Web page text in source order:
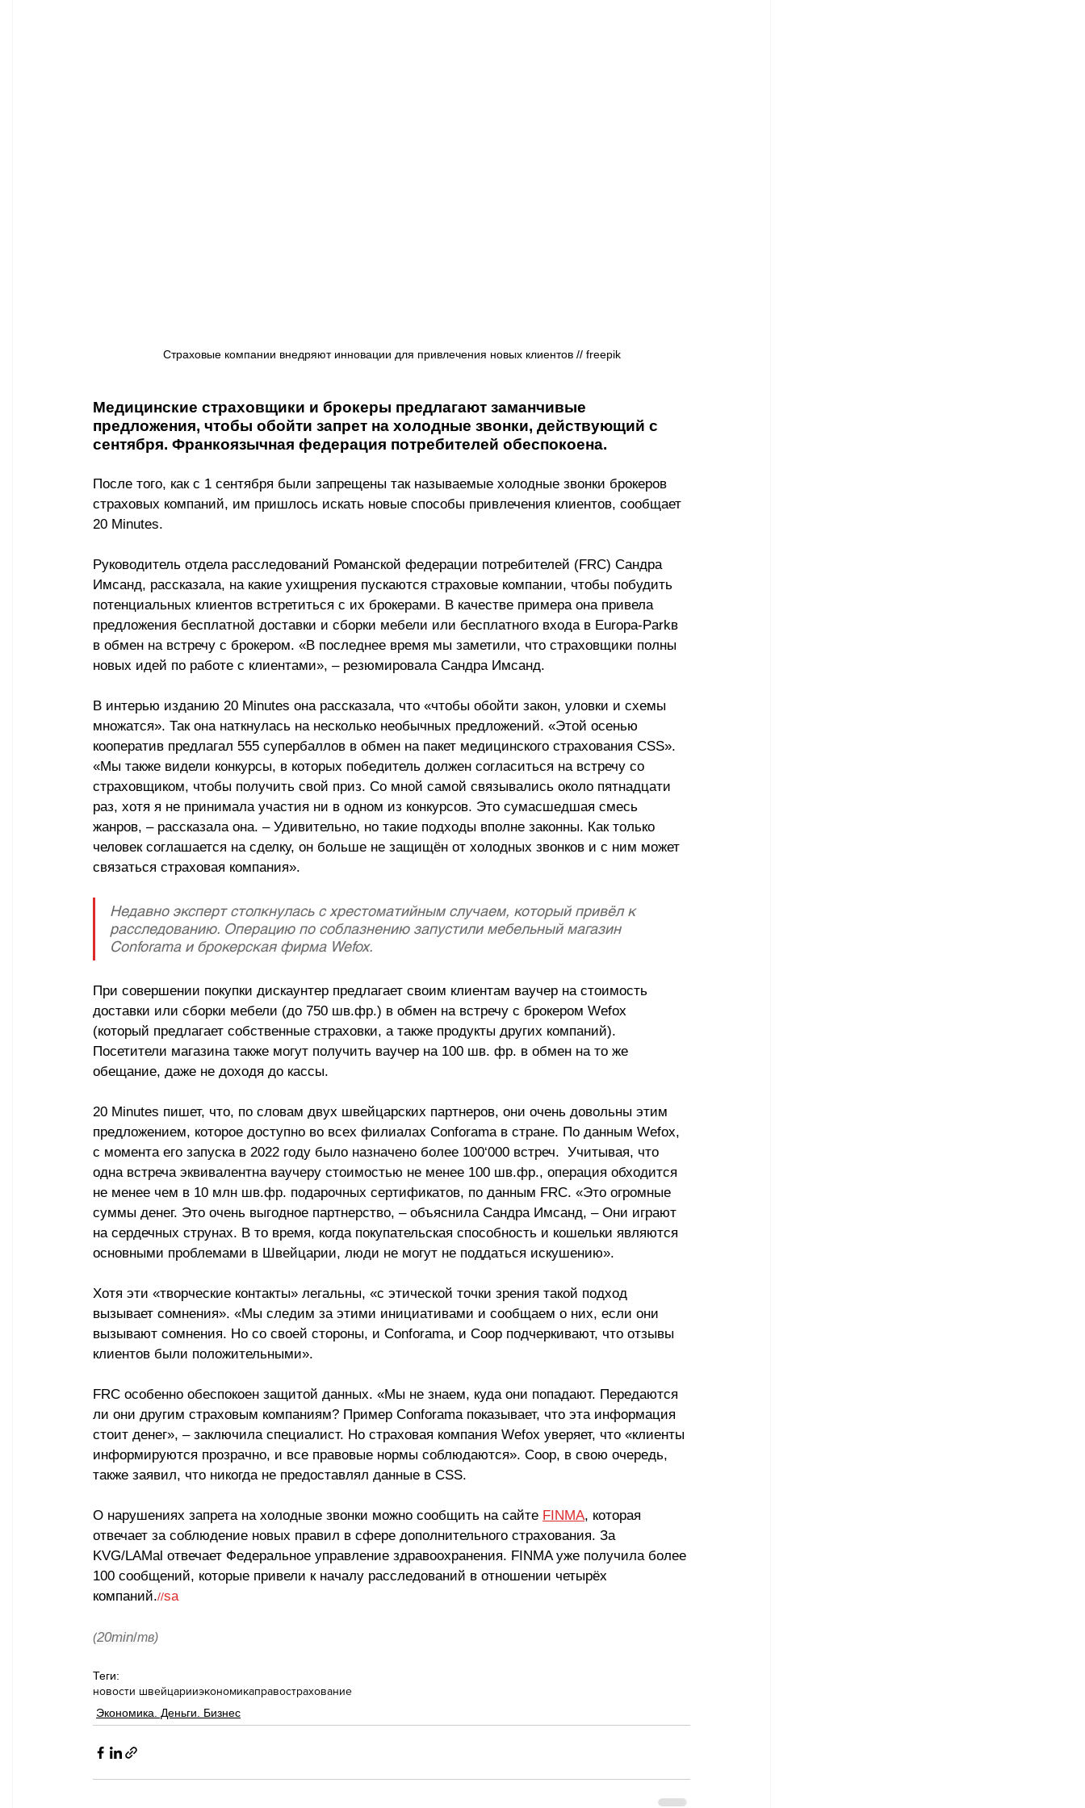
Страховые компании внедряют инновации для привлечения новых клиентов // freepik
Медицинские страховщики и брокеры предлагают заманчивые
предложения, чтобы обойти запрет на холодные звонки, действующий с
сентября. Франкоязычная федерация потребителей обеспокоена.
После того, как с 1 сентября были запрещены так называемые холодные звонки брокеров
страховых компаний, им пришлось искать новые способы привлечения клиентов, сообщает
20 Minutes.
Руководитель отдела расследований Романской федерации потребителей (FRC) Сандра
Имсанд, рассказала, на какие ухищрения пускаются страховые компании, чтобы побудить
потенциальных клиентов встретиться с их брокерами. В качестве примера она привела
предложения бесплатной доставки и сборки мебели или бесплатного входа в Europa-Parkв
в обмен на встречу с брокером. «В последнее время мы заметили, что страховщики полны
новых идей по работе с клиентами», – резюмировала Сандра Имсанд.
В интерью изданию 20 Minutes она рассказала, что «чтобы обойти закон, уловки и схемы
множатся». Так она наткнулась на несколько необычных предложений. «Этой осенью
кооператив предлагал 555 супербаллов в обмен на пакет медицинского страхования CSS».
«Мы также видели конкурсы, в которых победитель должен согласиться на встречу со
страховщиком, чтобы получить свой приз. Со мной самой связывались около пятнадцати
раз, хотя я не принимала участия ни в одном из конкурсов. Это сумасшедшая смесь
жанров, – рассказала она. – Удивительно, но такие подходы вполне законны. Как только
человек соглашается на сделку, он больше не защищён от холодных звонков и с ним может
связаться страховая компания».
Недавно эксперт столкнулась с хрестоматийным случаем, который привёл к
расследованию. Операцию по соблазнению запустили мебельный магазин
Conforama и брокерская фирма Wefox.
При совершении покупки дискаунтер предлагает своим клиентам ваучер на стоимость
доставки или сборки мебели (до 750 шв.фр.) в обмен на встречу с брокером Wefox
(который предлагает собственные страховки, а также продукты других компаний).
Посетители магазина также могут получить ваучер на 100 шв. фр. в обмен на то же
обещание, даже не доходя до кассы.
20 Minutes пишет, что, по словам двух швейцарских партнеров, они очень довольны этим
предложением, которое доступно во всех филиалах Conforama в стране. По данным Wefox,
с момента его запуска в 2022 году было назначено более 100‘000 встреч.  Учитывая, что
одна встреча эквивалентна ваучеру стоимостью не менее 100 шв.фр., операция обходится
не менее чем в 10 млн шв.фр. подарочных сертификатов, по данным FRC. «Это огромные
суммы денег. Это очень выгодное партнерство, – объяснила Сандра Имсанд, – Они играют
на сердечных струнах. В то время, когда покупательская способность и кошельки являются
основными проблемами в Швейцарии, люди не могут не поддаться искушению».
Хотя эти «творческие контакты» легальны, «с этической точки зрения такой подход
вызывает сомнения». «Мы следим за этими инициативами и сообщаем о них, если они
вызывают сомнения. Но со своей стороны, и Conforama, и Coop подчеркивают, что отзывы
клиентов были положительными».
FRC особенно обеспокоен защитой данных. «Мы не знаем, куда они попадают. Передаются
ли они другим страховым компаниям? Пример Conforama показывает, что эта информация
стоит денег», – заключила специалист. Но страховая компания Wefox уверяет, что «клиенты
информируются прозрачно, и все правовые нормы соблюдаются». Coop, в свою очередь,
также заявил, что никогда не предоставлял данные в CSS.
О нарушениях запрета на холодные звонки можно сообщить на сайте FINMA, которая
отвечает за соблюдение новых правил в сфере дополнительного страхования. За
KVG/LAMal отвечает Федеральное управление здравоохранения. FINMA уже получила более
100 сообщений, которые привели к началу расследований в отношении четырёх
компаний.//sa
(20min/тв)
Теги:
новости швейцарииэкономикаправострахование
Экономика. Деньги. Бизнес